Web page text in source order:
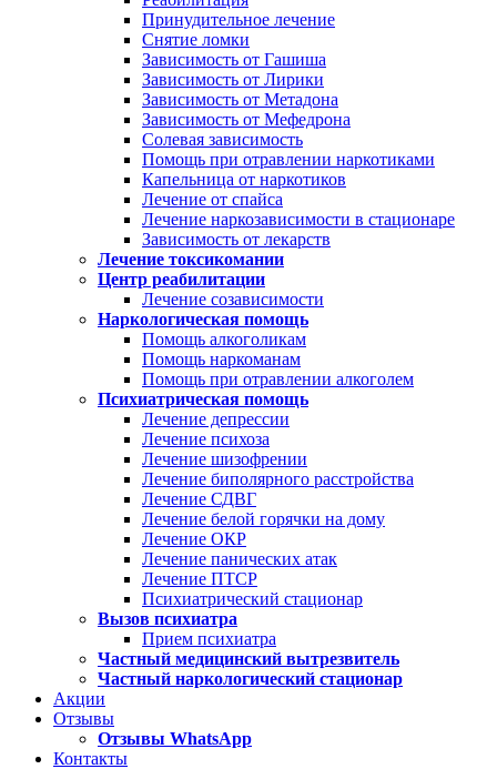
Принудительное лечение
Снятие ломки
Зависимость от Гашиша
Зависимость от Лирики
Зависимость от Метадона
Зависимость от Мефедрона
Солевая зависимость
Помощь при отравлении наркотиками
Капельница от наркотиков
Лечение от спайса
Лечение наркозависимости в стационаре
Зависимость от лекарств
Лечение токсикомании
Центр реабилитации
Лечение созависимости
Наркологическая помощь
Помощь алкоголикам
Помощь наркоманам
Помощь при отравлении алкоголем
Психиатрическая помощь
Лечение депрессии
Лечение психоза
Лечение шизофрении
Лечение биполярного расстройства
Лечение СДВГ
Лечение белой горячки на дому
Лечение ОКР
Лечение панических атак
Лечение ПТСР
Психиатрический стационар
Вызов психиатра
Прием психиатра
Частный медицинский вытрезвитель
Частный наркологический стационар
Акции
Отзывы
Отзывы WhatsApp
Контакты